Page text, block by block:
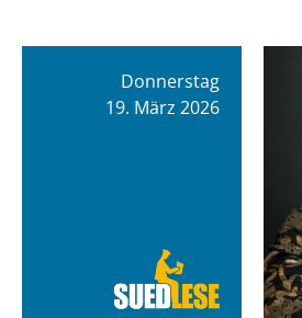
Donnerstag
19. März 2026